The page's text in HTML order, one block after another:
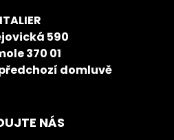
ITALIER
590
370 01
domluvě
NÁS